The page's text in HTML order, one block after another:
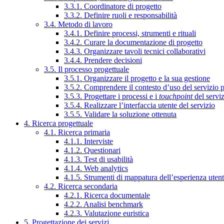
3.3.1. Coordinatore di progetto
3.3.2. Definire ruoli e responsabilità
3.4. Metodo di lavoro
3.4.1. Definire processi, strumenti e rituali
3.4.2. Curare la documentazione di progetto
3.4.3. Organizzare tavoli tecnici collaborativi
3.4.4. Prendere decisioni
3.5. Il processo progettuale
3.5.1. Organizzare il progetto e la sua gestione
3.5.2. Comprendere il contesto d’uso del servizio
3.5.3. Progettare i processi e i touchpointdel
3.5.4. Realizzare l’interfaccia utente del servizio
3.5.5. Validare la soluzione ottenuta
4. Ricerca progettuale
4.1. Ricerca primaria
4.1.1. Interviste
4.1.2. Questionari
4.1.3. Test di usabilità
4.1.4. Web analytics
4.1.5. Strumenti di mappatura dell’esperienza
4.2. Ricerca secondaria
4.2.1. Ricerca documentale
4.2.2. Analisi benchmark
4.2.3. Valutazione euristica
5. Progettazione dei servizi